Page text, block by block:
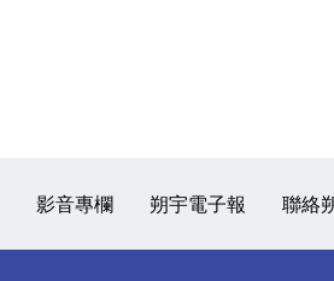
影音專欄 朔宇電子報 聯絡